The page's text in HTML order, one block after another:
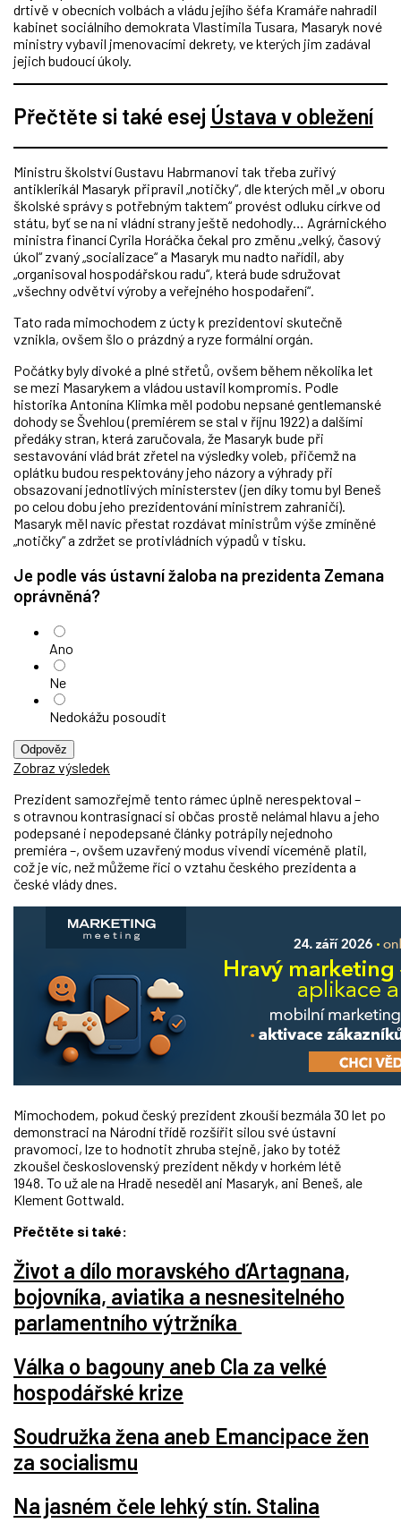
drtivě v obecních volbách a vládu jejího šéfa Kramáře nahradil
kabinet sociálního demokrata Vlastimila Tusara, Masaryk nové
ministry vybavil jmenovacími dekrety, ve kterých jim zadával
jejich budoucí úkoly.
Přečtěte si také esej Ústava v obležení
Ministru školství Gustavu Habrmanovi tak třeba zuřivý
antiklerikál Masaryk připravil „notičky“, dle kterých měl „v oboru
školské správy s potřebným taktem“ provést odluku církve od
státu, byť se na ni vládní strany ještě nedohodly… Agrárnického
ministra financí Cyrila Horáčka čekal pro změnu „velký, časový
úkol“ zvaný „socializace“ a Masaryk mu nadto nařídil, aby
„organisoval hospodářskou radu“, která bude sdružovat
„všechny odvětví výroby a veřejného hospodaření“.
Tato rada mimochodem z úcty k prezidentovi skutečně
vznikla, ovšem šlo o prázdný a ryze formální orgán.
Počátky byly divoké a plné střetů, ovšem během několika let
se mezi Masarykem a vládou ustavil kompromis. Podle
historika Antonína Klimka měl podobu nepsané gentlemanské
dohody se Švehlou (premiérem se stal v říjnu 1922) a dalšími
předáky stran, která zaručovala, že Masaryk bude při
sestavování vlád brát zřetel na výsledky voleb, přičemž na
oplátku budou respektovány jeho názory a výhrady při
obsazovaní jednotlivých ministerstev (jen díky tomu byl Beneš
po celou dobu jeho prezidentování ministrem zahraničí).
Masaryk měl navíc přestat rozdávat ministrům výše zmíněné
„notičky“ a zdržet se protivládních výpadů v tisku.
Je podle vás ústavní žaloba na prezidenta Zemana
oprávněná?
Ano
Ne
Nedokážu posoudit
Odpověz
Zobraz výsledek
Prezident samozřejmě tento rámec úplně nerespektoval –
s otravnou kontrasignací si občas prostě nelámal hlavu a jeho
podepsané i nepodepsané články potrápily nejednoho
premiéra –, ovšem uzavřený modus vivendi víceméně platil,
což je víc, než můžeme říci o vztahu českého prezidenta a
české vlády dnes.
Mimochodem, pokud český prezident zkouší bezmála 30 let po
demonstraci na Národní třídě rozšířit silou své ústavní
pravomoci, lze to hodnotit zhruba stejně, jako by totéž
zkoušel československý prezident někdy v horkém létě
1948. To už ale na Hradě neseděl ani Masaryk, ani Beneš, ale
Klement Gottwald.
Přečtěte si také:
Život a dílo moravského ďArtagnana,
bojovníka, aviatika a nesnesitelného
parlamentního výtržníka
Válka o bagouny aneb Cla za velké
hospodářské krize
Soudružka žena aneb Emancipace žen
za socialismu
Na jasném čele lehký stín. Stalina